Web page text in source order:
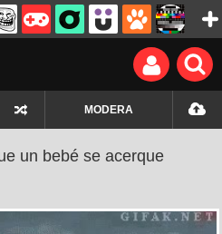
MODERA
un bebé se acerque